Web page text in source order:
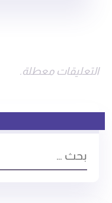
التعليقات معطلة.